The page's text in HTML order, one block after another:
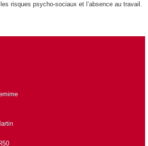
risques psycho-sociaux et l’absence au travail.